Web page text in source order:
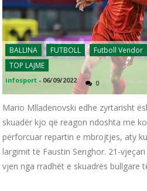
BALLINA FUTBOLL Futboll Vendor
TOP LAJME
infosport - 06/09/2022 0
Mario Mlladenovski edhe zyrtarisht
skuadër kjo që reagon ndoshta me
përforcuar repartin e mbrojtjes, aty
largimit të Faustin Senghor. 21-
vjen nga rradhët e skuadrës bullgare